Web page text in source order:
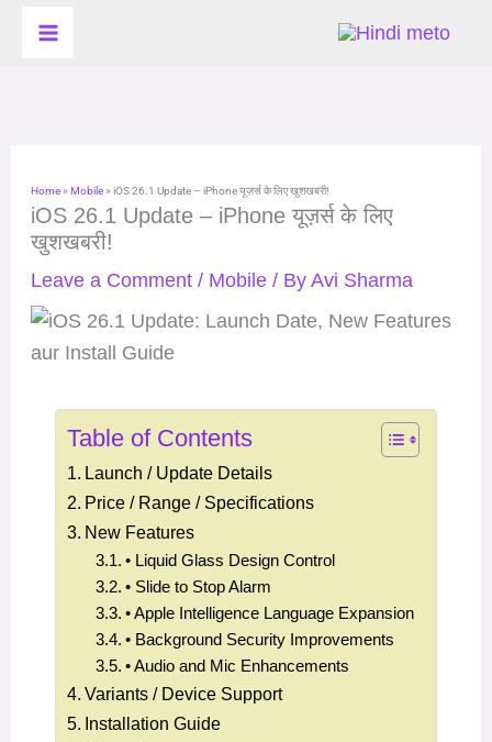
Home» Mobile» iOS 26.1 Update – iPhone यूज़र्स के लिए खुशखबरी!
iOS 26.1 Update – iPhone यूज़र्स के लिए
खुशखबरी!
Leave a Comment / Mobile/ By Avi Sharma
Table of Contents
Launch / Update Details
Price / Range / Specifications
New Features
• Liquid Glass Design Control
• Slide to Stop Alarm
• Apple Intelligence Language Expansion
• Background Security Improvements
• Audio and Mic Enhancements
Variants / Device Support
Installation Guide